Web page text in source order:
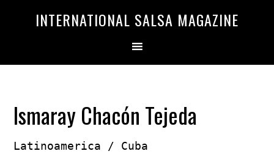
INTERNATIONAL SALSA MAGAZINE
Ismaray Chacón Tejeda
Latinoamerica / Cuba